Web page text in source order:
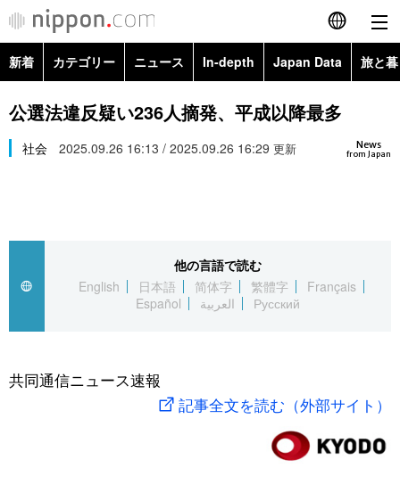
English
简体字
繁體字
العربية
社会
旅と暮らし
新着 カテゴリー ニュース In-depth Japan Data 旅と
政治・外交
経済・ビジネス
社会
文化
科学・技術
暮らし
Topics
Images
お知らせ
公選法違反疑い236人摘発、平成以降最多
News
from Japan
社会 2025.09.26 16:13 / 2025.09.26 16:29 更新
他の言語で読む
English
日本語 简体字 繁體字
Français
Español
العربية Русский
共同通信ニュース速報
記事全文を読む（外部サイト）